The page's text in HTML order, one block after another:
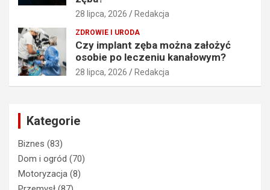
28 lipca, 2026 Redakcja
ZDROWIE I URODA
Czy implant zęba można założyć
osobie po leczeniu kanałowym?
28 lipca, 2026 Redakcja
Kategorie
Biznes (83)
Dom i ogród (70)
Motoryzacja (8)